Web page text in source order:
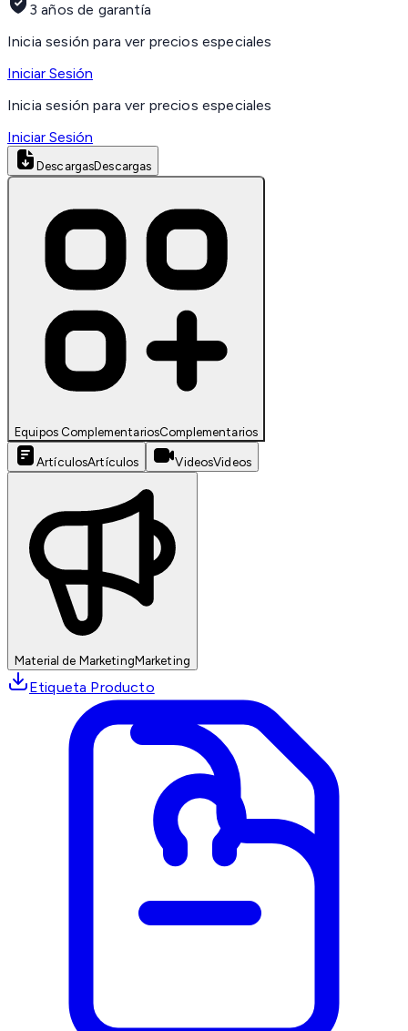
3 años de garantía
Inicia sesión para ver precios especiales
Iniciar Sesión
Inicia sesión para ver precios especiales
Iniciar Sesión
DescargasDescargas
Equipos ComplementariosComplementarios
ArtículosArtículos VideosVideos
Material de MarketingMarketing
Etiqueta Producto